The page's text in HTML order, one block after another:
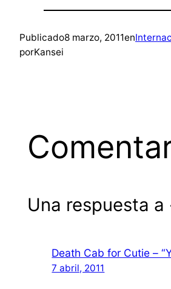
Publicado8 marzo, 2011en
porKansei
Una respuesta
Death Cab for Cutie –
7 abril, 2011